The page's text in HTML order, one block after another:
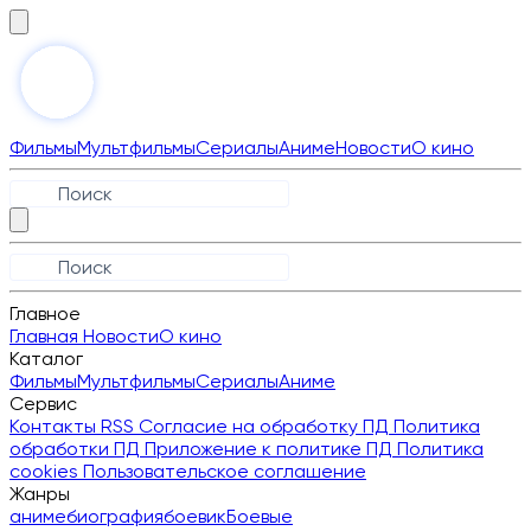
ФильмыМультфильмыСериалыАнимеНовостиО кино
Главное
Главная НовостиО кино
Каталог
ФильмыМультфильмыСериалыАниме
Сервис
Контакты RSS Согласие на обработку ПД Политика
обработки ПД Приложение к политике ПД Политика
cookies Пользовательское соглашение
Жанры
анимебиографиябоевикБоевые